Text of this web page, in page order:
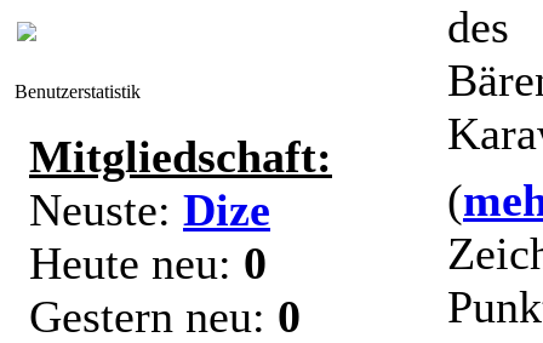
Benutzerstatistik
Mitgliedschaft:
Neuste: Dize
Heute neu: 0
Gestern neu: 0
des
(